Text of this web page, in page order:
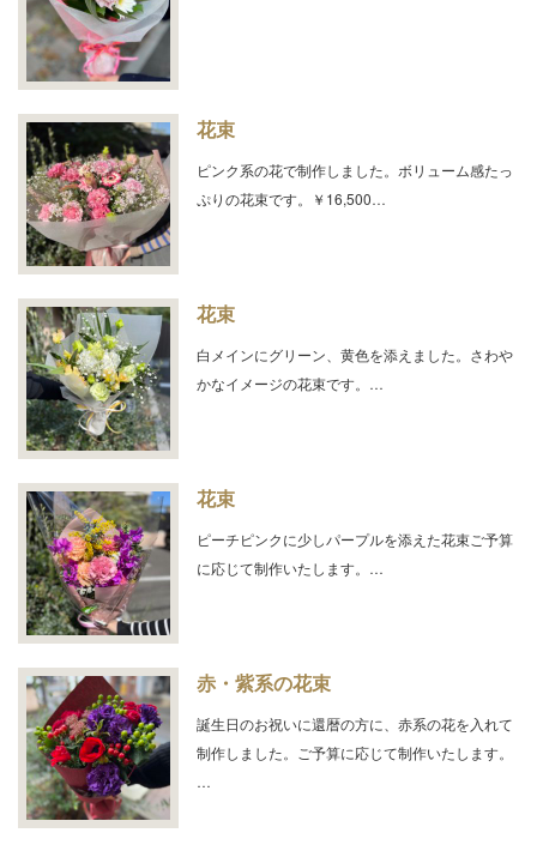
花束
ピンク系の花で制作しました。ボリューム感たっ
ぷりの花束です。￥16,500…
花束
白メインにグリーン、黄色を添えました。さわや
かなイメージの花束です。…
花束
ピーチピンクに少しパープルを添えた花束ご予算
に応じて制作いたします。…
赤・紫系の花束
誕生日のお祝いに還暦の方に、赤系の花を入れて
制作しました。ご予算に応じて制作いたします。
…